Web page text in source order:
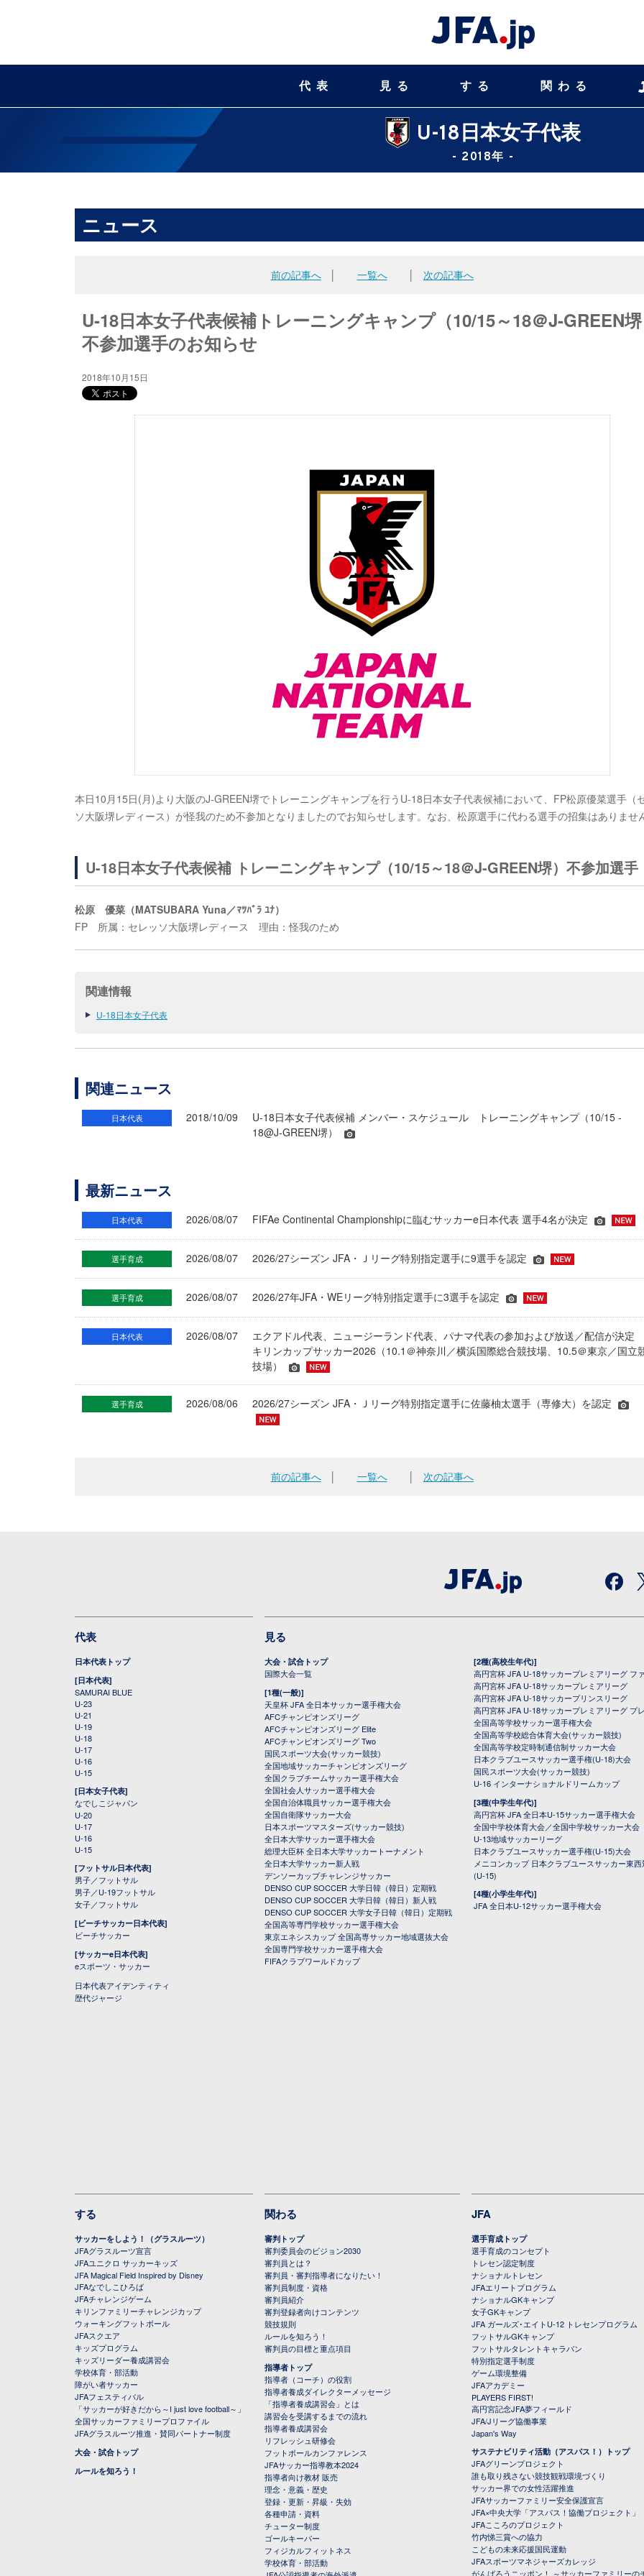
代表 見る する 関わる
U-18日本女子代表
- 2018年 -
ニュース
前の記事へ│ 一覧へ 次の記事へ
U-18日本女子代表候補トレーニングキャンプ（10/15～18＠J-GREEN堺
不参加選手のお知らせ
2018年10月15日
本日10月15日(月)より大阪のJ-GREEN堺でトレーニングキャンプを行うU-18日本女子代表候補において、FP松原優菜選手（
ソ大阪堺レディース）が怪我のため不参加となりましたのでお知らせします。なお、松原選手に代わる選手の招集はありませ
U-18日本女子代表候補 トレーニングキャンプ（10/15～18＠J-GREEN堺）不参加選手
松原 優菜（MATSUBARA Yuna／ﾏﾂﾊﾞﾗ ﾕﾅ）
FP 所属：セレッソ大阪堺レディース 理由：怪我のため
関連情報
U-18日本女子代表
関連ニュース
日本代表 2018/10/09
U-18日本女子代表候補 メンバー・スケジュール トレーニングキャンプ（10/15 -
18@J-GREEN堺）
最新ニュース
日本代表 2026/08/07 FIFAe Continental Championshipに臨むサッカーe日本代表 選手4名が決定
選手育成 2026/08/07 2026/27シーズン JFA・Ｊリーグ特別指定選手に9選手を認定
選手育成 2026/08/07 2026/27年JFA・WEリーグ特別指定選手に3選手を認定
日本代表 2026/08/07
エクアドル代表、ニュージーランド代表、パナマ代表の参加および放送／配信が決定
キリンカップサッカー2026（10.1＠神奈川／横浜国際総合競技場、10.5＠東京／国立
技場）
選手育成 2026/08/06 2026/27シーズン JFA・Ｊリーグ特別指定選手に佐藤柚太選手（専修大）を認定
前の記事へ│ 一覧へ 次の記事へ
代表
日本代表トップ
[日本代表]
SAMURAI BLUE
U-23
U-21
U-19
U-18
U-17
U-16
U-15
[日本女子代表]
なでしこジャパン
U-20
U-17
U-16
U-15
[フットサル日本代表]
男子／フットサル
男子／U-19フットサル
女子／フットサル
[ビーチサッカー日本代表]
ビーチサッカー
[サッカーe日本代表]
eスポーツ・サッカー
日本代表アイデンティティ
歴代ジャージ
見る
大会・試合トップ
国際大会一覧
[1種(一般)]
天皇杯 JFA 全日本サッカー選手権大会
AFCチャンピオンズリーグ
AFCチャンピオンズリーグ Elite
AFCチャンピオンズリーグ Two
国民スポーツ大会(サッカー競技)
全国地域サッカーチャンピオンズリーグ
全国クラブチームサッカー選手権大会
全国社会人サッカー選手権大会
全国自治体職員サッカー選手権大会
全国自衛隊サッカー大会
日本スポーツマスターズ(サッカー競技)
全日本大学サッカー選手権大会
総理大臣杯 全日本大学サッカートーナメント
全日本大学サッカー新人戦
デンソーカップチャレンジサッカー
DENSO CUP SOCCER 大学日韓（韓日）定期戦
DENSO CUP SOCCER 大学日韓（韓日）新人戦
DENSO CUP SOCCER 大学女子日韓（韓日）定期戦
全国高等専門学校サッカー選手権大会
東京エネシスカップ 全国高専サッカー地域選抜大会
全国専門学校サッカー選手権大会
FIFAクラブワールドカップ
[2種(高校生年代)]
高円宮杯 JFA U-18サッカープレミアリーグ フ
高円宮杯 JFA U-18サッカープレミアリーグ
高円宮杯 JFA U-18サッカープリンスリーグ
高円宮杯 JFA U-18サッカープレミアリーグ プ
全国高等学校サッカー選手権大会
全国高等学校総合体育大会(サッカー競技)
全国高等学校定時制通信制サッカー大会
日本クラブユースサッカー選手権(U-18)大会
国民スポーツ大会(サッカー競技)
U-16 インターナショナルドリームカップ
[3種(中学生年代)]
高円宮杯 JFA 全日本U-15サッカー選手権大会
全国中学校体育大会／全国中学校サッカー大会
U-13地域サッカーリーグ
日本クラブユースサッカー選手権(U-15)大会
メニコンカップ 日本クラブユースサッカー東
(U-15)
[4種(小学生年代)]
JFA 全日本U-12サッカー選手権大会
する
サッカーをしよう！（グラスルーツ）
JFAグラスルーツ宣言
JFAユニクロ サッカーキッズ
JFA Magical Field Inspired by Disney
JFAなでしこひろば
JFAチャレンジゲーム
キリンファミリーチャレンジカップ
ウォーキングフットボール
JFAスクエア
キッズプログラム
キッズリーダー養成講習会
学校体育・部活動
障がい者サッカー
JFAフェスティバル
「サッカーが好きだから～I just love football～」
全国サッカーファミリープロファイル
JFAグラスルーツ推進・賛同パートナー制度
大会・試合トップ
ルールを知ろう！
関わる
審判トップ
審判委員会のビジョン2030
審判員とは？
審判員・審判指導者になりたい！
審判員制度・資格
審判員紹介
審判登録者向けコンテンツ
競技規則
ルールを知ろう！
審判員の目標と重点項目
指導者トップ
指導者（コーチ）の役割
指導者養成ダイレクターメッセージ
「指導者養成講習会」とは
講習会を受講するまでの流れ
指導者養成講習会
リフレッシュ研修会
フットボールカンファレンス
JFAサッカー指導教本2024
指導者向け教材 販売
理念・意義・歴史
登録・更新・昇級・失効
各種申請・資料
チューター制度
ゴールキーパー
フィジカルフィットネス
学校体育・部活動
JFA
選手育成トップ
選手育成のコンセプト
トレセン認定制度
ナショナルトレセン
JFAエリートプログラム
ナショナルGKキャンプ
女子GKキャンプ
JFA ガールズ･エイトU-12 トレセンプログラム
フットサルGKキャンプ
フットサルタレントキャラバン
特別指定選手制度
ゲーム環境整備
JFAアカデミー
PLAYERS FIRST!
高円宮記念JFA夢フィールド
JFA/Jリーグ協働事業
Japan's Way
サステナビリティ活動（アスパス！）トップ
JFAグリーンプロジェクト
誰も取り残さない競技観戦環境づくり
サッカー界での女性活躍推進
JFAサッカーファミリー安全保護宣言
JFA×中央大学「アスパス！協働プロジェクト」
JFAこころのプロジェクト
竹内悌三賞への協力
こどもの未来応援国民運動
JFAスポーツマネジャーズカレッジ
がんばろうニッポン！ ～サッカーファミリーの